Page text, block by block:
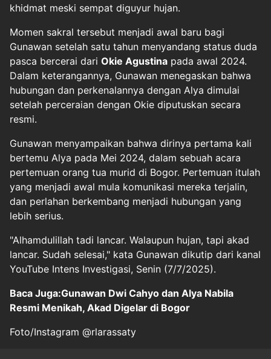
khidmat meski sempat diguyur hujan.
Momen sakral tersebut menjadi awal baru bagi
Gunawan setelah satu tahun menyandang status duda
pasca bercerai dari Okie Agustina pada awal 2024.
Dalam keterangannya, Gunawan menegaskan bahwa
hubungan dan perkenalannya dengan Alya dimulai
setelah perceraian dengan Okie diputuskan secara
resmi.
Gunawan menyampaikan bahwa dirinya pertama kali
bertemu Alya pada Mei 2024, dalam sebuah acara
pertemuan orang tua murid di Bogor. Pertemuan itulah
yang menjadi awal mula komunikasi mereka terjalin,
dan perlahan berkembang menjadi hubungan yang
lebih serius.
"Alhamdulillah tadi lancar. Walaupun hujan, tapi akad
lancar. Sudah selesai," kata Gunawan dikutip dari kanal
YouTube Intens Investigasi, Senin (7/7/2025).
Baca Juga:Gunawan Dwi Cahyo dan Alya Nabila
Resmi Menikah, Akad Digelar di Bogor
Foto/Instagram @rlarassaty